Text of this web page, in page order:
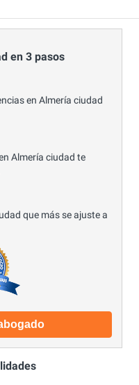
en 3 pasos
en Almería ciudad
Almería ciudad te
que más se ajuste a